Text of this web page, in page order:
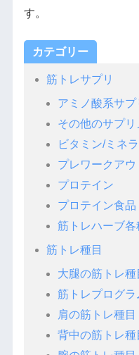
す。
カテゴリー
筋トレサプリ
アミノ酸系サプ
その他のサプリ
ビタミン/ミネ
プレワークアウ
プロテイン
プロテイン食品
筋トレハーブ各
筋トレ種目
大腿の筋トレ種
筋トレプログラ
肩の筋トレ種目
背中の筋トレ種